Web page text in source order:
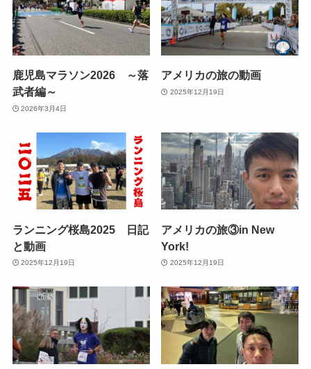
鹿児島マラソン2026 ～落
武者編～
2026年3月4日
アメリカの旅の動画
2025年12月19日
ランニング桜島2025 日記
と動画
2025年12月19日
アメリカの旅③in New
York!
2025年12月19日